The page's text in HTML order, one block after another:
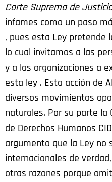
Corte Suprema de
infames como un paso
, pues esta Ley pretende
lo cual invitamos a las
y a las organizaciones a
esta ley . Esta acción de
diversos movimientos
naturales. Por su parte la
de Derechos Humanos
argumento que la Ley no
internacionales de
otras razones porque